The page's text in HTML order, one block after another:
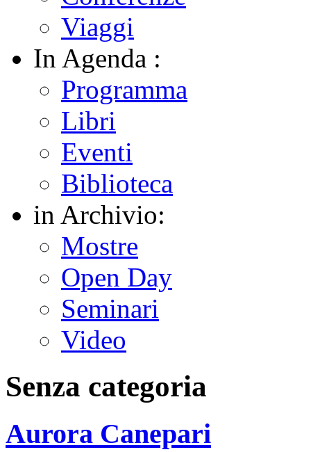
Viaggi
In Agenda :
Programma
Libri
Eventi
Biblioteca
in Archivio:
Mostre
Open Day
Seminari
Video
Senza categoria
Aurora Canepari